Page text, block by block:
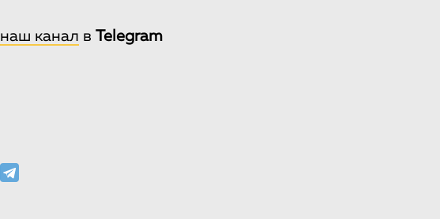
наш канал в Telegram